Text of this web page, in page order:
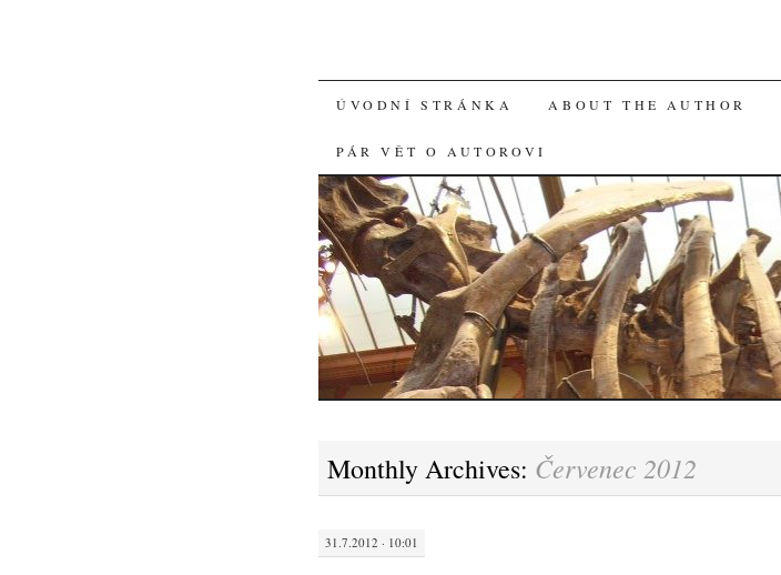
SKIP
TO
CONTENT
ÚVODNÍ STRÁNKA ABOUT THE AUTHOR
PÁR VĚT O AUTOROVI
Monthly Archives: Červenec 2012
31.7.2012 · 10:01